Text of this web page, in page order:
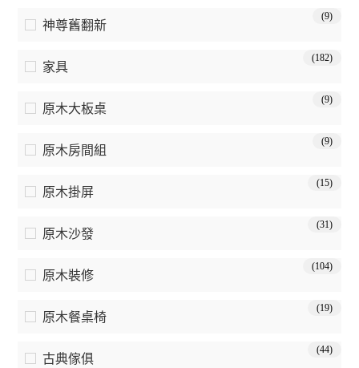
神尊舊翻新
(9)
家具
(182)
原木大板桌
(9)
原木房間組
(9)
原木掛屏
(15)
原木沙發
(31)
原木裝修
(104)
原木餐桌椅
(19)
古典傢俱
(44)